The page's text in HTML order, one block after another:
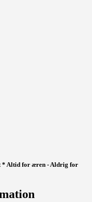
* Altid for æren - Aldrig for